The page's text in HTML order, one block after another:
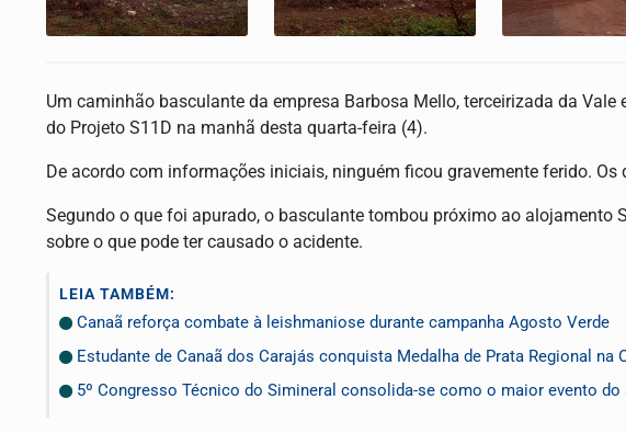
Um caminhão basculante da empresa Barbosa Mello, terceirizada da Vale
do Projeto S11D na manhã desta quarta-feira (4).
De acordo com informações iniciais, ninguém ficou gravemente ferido. Os
Segundo o que foi apurado, o basculante tombou próximo ao alojamento
sobre o que pode ter causado o acidente.
LEIA TAMBÉM:
Canaã reforça combate à leishmaniose durante campanha Agosto Verde
Estudante de Canaã dos Carajás conquista Medalha de Prata Regional na
5º Congresso Técnico do Simineral consolida-se como o maior evento do